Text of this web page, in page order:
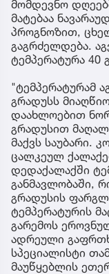
მომდევნო
მატებაა
პროგნოზით,
გაგრძელდება.
ტემპერატურა 40
"ტემპერატურამ
გრადუსს
დაახლოებით
გრადუსით
მაქვს საუბარი.
ცალკეულ
დედაქალაქში
განმავლობაში,
გრადუსის
ტემპერატურის
გარემოს
ადრეული
სპეციალისტი
მაუწყებლის